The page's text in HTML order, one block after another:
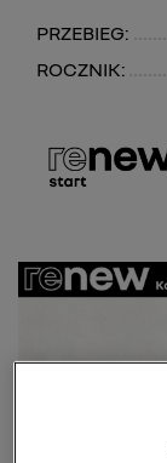
PRZEBIEG:
ROCZNIK: